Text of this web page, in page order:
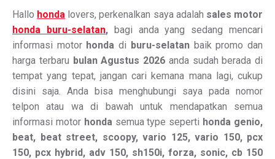
Hallo honda lovers, perkenalkan saya adalah sales motor
honda buru-selatan, bagi anda yang sedang mencari
informasi motor honda di buru-selatanbaik promo dan
harga terbaru bulan Agustus 2026 anda sudah berada di
tempat yang tepat, jangan cari kemana mana lagi, cukup
disini saja. Anda bisa menghubungi saya pada nomor
telpon atau wa di bawah untuk mendapatkan semua
informasi motor hondasemua type seperti honda genio,
beat, beat street, scoopy, vario 125, vario 150, pcx
150, pcx hybrid, adv 150, sh150i, forza, sonic, cb 150